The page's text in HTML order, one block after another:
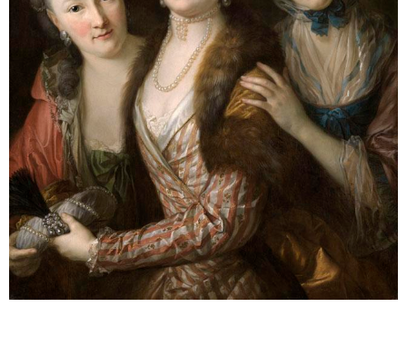
Sonstiges